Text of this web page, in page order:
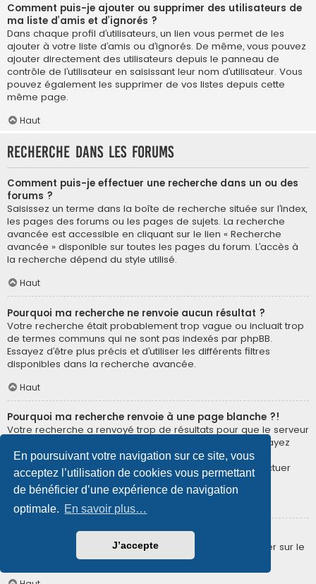
En poursuivant votre navigation sur ce site, vous
acceptez l’utilisation de cookies vous permettant
de bénéficier d’une expérience de navigation
optimale. En savoir plus…
J’accepte
Comment puis-je ajouter ou supprimer des utilisateurs de
ma liste d’amis et d’ignorés ?
Dans chaque profil d’utilisateurs, un lien vous permet de les
ajouter à votre liste d’amis ou d’ignorés. De même, vous pouvez
ajouter directement des utilisateurs depuis le panneau de
contrôle de l’utilisateur en saisissant leur nom d’utilisateur. Vous
pouvez également les supprimer de vos listes depuis cette
même page.
Haut
Recherche dans les forums
Comment puis-je effectuer une recherche dans un ou des
forums ?
Saisissez un terme dans la boîte de recherche située sur l’index,
les pages des forums ou les pages de sujets. La recherche
avancée est accessible en cliquant sur le lien « Recherche
avancée » disponible sur toutes les pages du forum. L’accès à
la recherche dépend du style utilisé.
Haut
Pourquoi ma recherche ne renvoie aucun résultat ?
Votre recherche était probablement trop vague ou incluait trop
de termes communs qui ne sont pas indexés par phpBB.
Essayez d’être plus précis et d’utiliser les différents filtres
disponibles dans la recherche avancée.
Haut
Pourquoi ma recherche renvoie à une page blanche ?!
Votre recherche a renvoyé trop de résultats pour que le serveur
puisse les afficher. Utilisez la recherche avancée et essayez
d’être plus précis dans les termes employés et dans la
sélection des forums dans lesquels vous souhaitez effectuer
une recherche.
Haut
Comment puis-je rechercher des membres ?
Veuillez vous rendre sur la page « Membres » puis cliquer sur le
lien « Trouver un membre ».